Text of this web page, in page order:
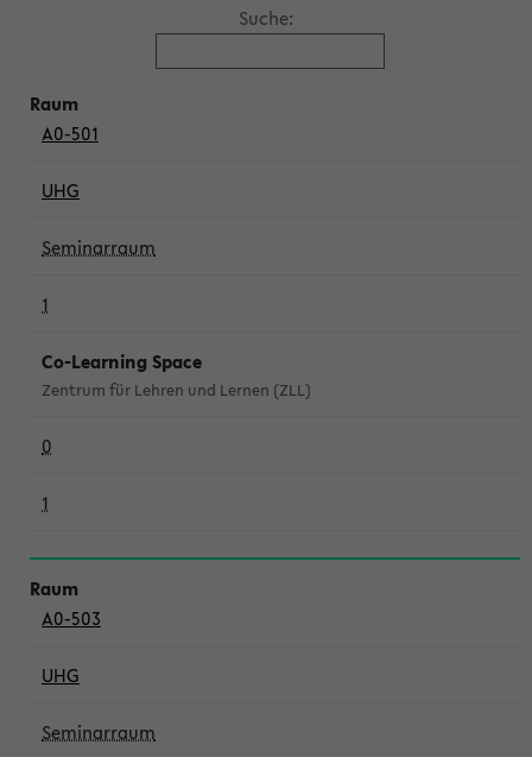
Suche:
A0-501
UHG
Seminarraum
1
Co-Learning Space
Zentrum für Lehren und Lernen (ZLL)
0
1
A0-503
UHG
Seminarraum